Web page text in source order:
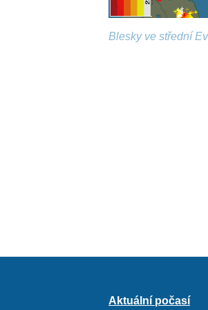
Blesky ve střední
Aktuální počasí